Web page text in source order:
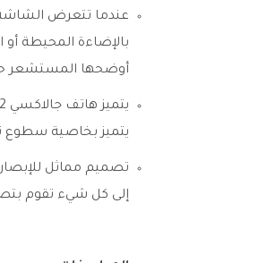
أوضحها المستشعر
يتميز بخاصية سطوع
إلى كل شيء تقوم